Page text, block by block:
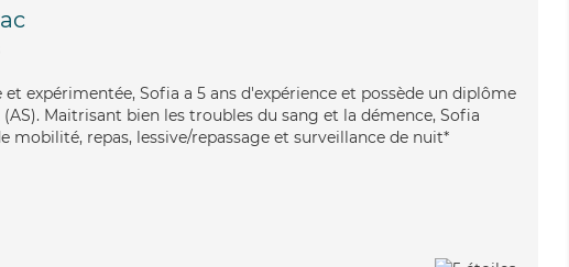
expérimentée, Sofia a 5 ans d'expérience et possède un diplôme
Maitrisant bien les troubles du sang et la démence, Sofia
mobilité, repas, lessive/repassage et surveillance de nuit*